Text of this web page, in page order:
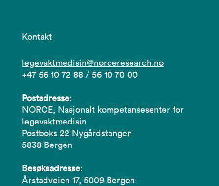
Kontakt
legevaktmedisin@norceresearch.no
+47 56 10 72 88 / 56 10 70 00
Postadresse:
NORCE, Nasjonalt kompetansesenter for
legevaktmedisin
Postboks 22 Nygårdstangen
5838 Bergen
Besøksadresse:
Årstadveien 17, 5009 Bergen